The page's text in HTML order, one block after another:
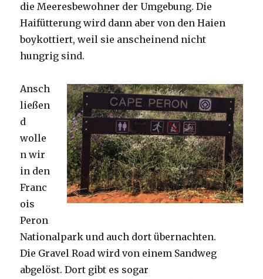
die Meeresbewohner der Umgebung. Die
Haifütterung wird dann aber von den Haien
boykottiert, weil sie anscheinend nicht
hungrig sind.
Ansch
ließen
d
wolle
n wir
in den
Franc
ois
Peron
Nationalpark und auch dort übernachten.
Die Gravel Road wird von einem Sandweg
abgelöst. Dort gibt es sogar